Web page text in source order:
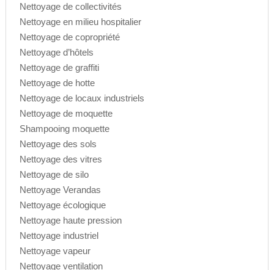
Nettoyage de collectivités
Nettoyage en milieu hospitalier
Nettoyage de copropriété
Nettoyage d’hôtels
Nettoyage de graffiti
Nettoyage de hotte
Nettoyage de locaux industriels
Nettoyage de moquette
Shampooing moquette
Nettoyage des sols
Nettoyage des vitres
Nettoyage de silo
Nettoyage Verandas
Nettoyage écologique
Nettoyage haute pression
Nettoyage industriel
Nettoyage vapeur
Nettoyage ventilation